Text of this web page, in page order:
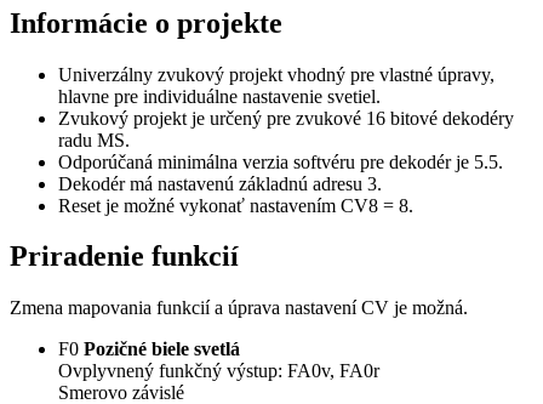
Informácie o projekte
Univerzálny zvukový projekt vhodný pre vlastné úpravy,
hlavne pre individuálne nastavenie svetiel.
Zvukový projekt je určený pre zvukové 16 bitové dekodéry
radu MS.
Odporúčaná minimálna verzia softvéru pre dekodér je 5.5.
Dekodér má nastavenú základnú adresu 3.
Reset je možné vykonať nastavením CV8 = 8.
Priradenie funkcií
Zmena mapovania funkcií a úprava nastavení CV je možná.
F0 Pozičné biele svetlá
Ovplyvnený funkčný výstup: FA0v, FA0r
Smerovo závislé